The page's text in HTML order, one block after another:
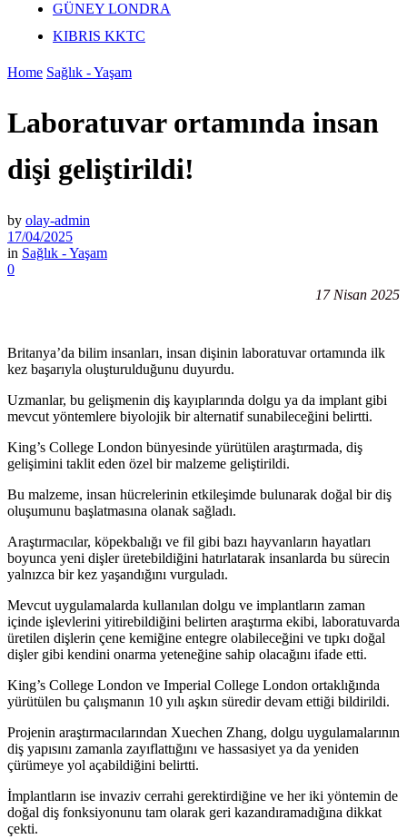
GÜNEY LONDRA
KIBRIS KKTC
Home Sağlık - Yaşam
Laboratuvar ortamında insan
dişi geliştirildi!
by olay-admin
17/04/2025
in Sağlık - Yaşam
0
17 Nisan 2025
Britanya’da bilim insanları, insan dişinin laboratuvar ortamında ilk
kez başarıyla oluşturulduğunu duyurdu.
Uzmanlar, bu gelişmenin diş kayıplarında dolgu ya da implant gibi
mevcut yöntemlere biyolojik bir alternatif sunabileceğini belirtti.
King’s College London bünyesinde yürütülen araştırmada, diş
gelişimini taklit eden özel bir malzeme geliştirildi.
Bu malzeme, insan hücrelerinin etkileşimde bulunarak doğal bir diş
oluşumunu başlatmasına olanak sağladı.
Araştırmacılar, köpekbalığı ve fil gibi bazı hayvanların hayatları
boyunca yeni dişler üretebildiğini hatırlatarak insanlarda bu sürecin
yalnızca bir kez yaşandığını vurguladı.
Mevcut uygulamalarda kullanılan dolgu ve implantların zaman
içinde işlevlerini yitirebildiğini belirten araştırma ekibi, laboratuvarda
üretilen dişlerin çene kemiğine entegre olabileceğini ve tıpkı doğal
dişler gibi kendini onarma yeteneğine sahip olacağını ifade etti.
King’s College London ve Imperial College London ortaklığında
yürütülen bu çalışmanın 10 yılı aşkın süredir devam ettiği bildirildi.
Projenin araştırmacılarından Xuechen Zhang, dolgu uygulamalarının
diş yapısını zamanla zayıflattığını ve hassasiyet ya da yeniden
çürümeye yol açabildiğini belirtti.
İmplantların ise invaziv cerrahi gerektirdiğine ve her iki yöntemin de
doğal diş fonksiyonunu tam olarak geri kazandıramadığına dikkat
çekti.